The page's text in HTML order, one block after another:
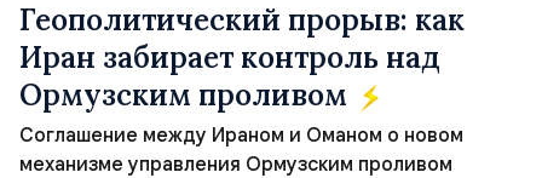
Геополитический прорыв: как
Иран забирает контроль над
Ормузским проливом
Соглашение между Ираном и Оманом о новом
механизме управления Ормузским проливом